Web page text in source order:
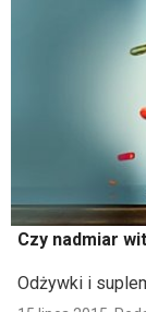
Czy nadmiar
Odżywki i